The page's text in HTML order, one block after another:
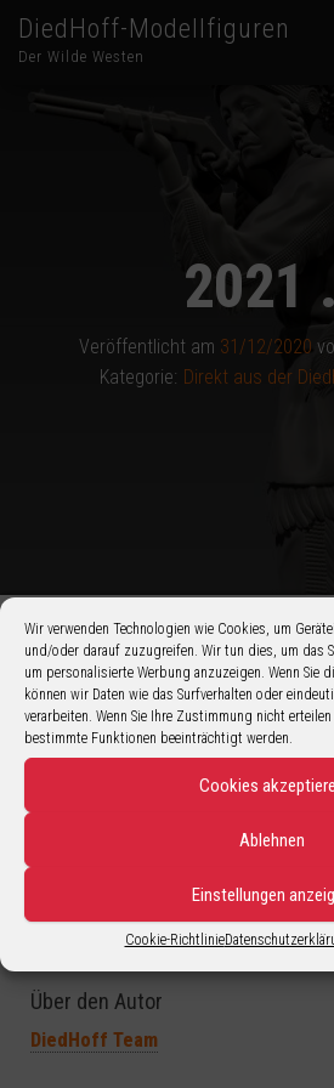
Wir verwenden Technologien wie Cookies, um
und/oder darauf zuzugreifen. Wir tun dies, um das
um personalisierte Werbung anzuzeigen. Wenn Sie
können wir Daten wie das Surfverhalten oder
verarbeiten. Wenn Sie Ihre Zustimmung nicht
bestimmte Funktionen beeinträchtigt werden.
Cookies
Ablehnen
Einstellungen
Cookie-Richtlinie
DiedHoff-Modellfiguren
Der Wilde Westen
2021
Veröffentlicht am 31/12/2020
Kategorie: Direkt aus der
Einen guten Rutsch und ein frohes
Über den Autor
DiedHoff Team